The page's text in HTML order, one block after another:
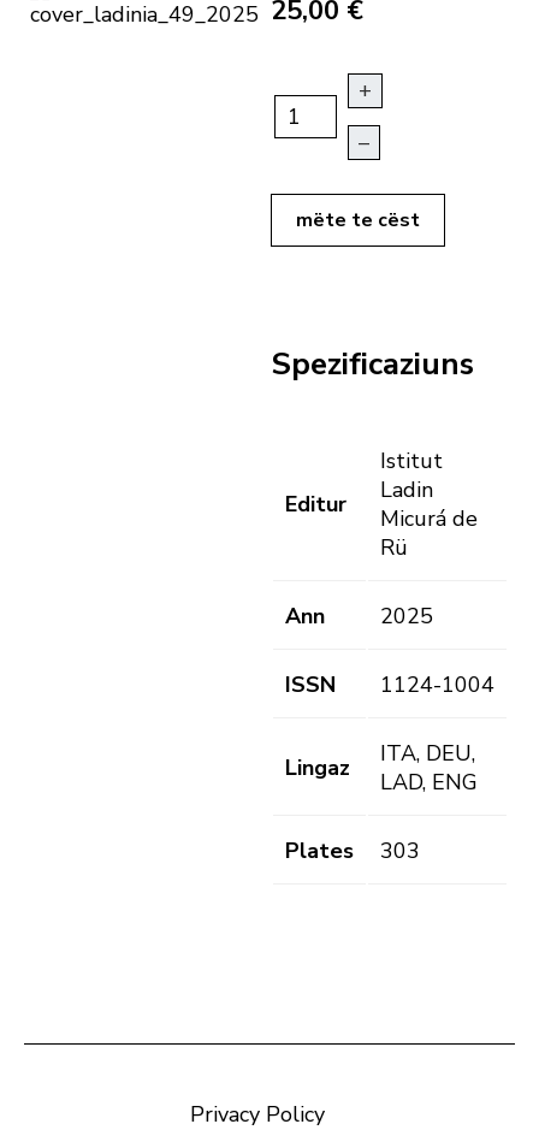
25,00 €
+
–
mëte te cëst
Spezificaziuns
Editur
Istitut
Ladin
Micurá de
Rü
Ann 2025
ISSN 1124-1004
Lingaz
ITA, DEU,
LAD, ENG
Plates 303
Privacy Policy